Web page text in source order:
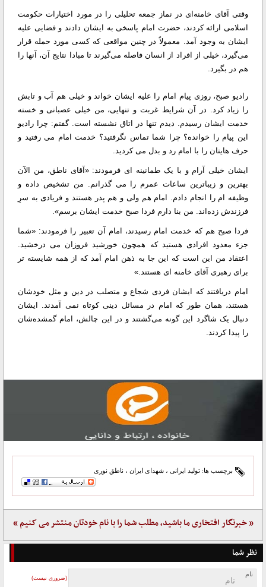
وقتی آقای خامنه‌ای در نماز جمعه تحلیلی را در مورد اختیارات حکومت
اسلامی ارائه کردند، حضرت امام پاسخی به ایشان دادند و فضایی علیه
ایشان به وجود آمد. معمولاً در چنین مواقعی که کسی مورد حمله قرار
می‌گیرد، خیلی از افراد از انسان فاصله می‌گیرند تا مبادا نتایج آن، آنها را
هم در بگیرد.
رادیو صبح، روزی پیام امام را علیه ایشان خواند و خیلی هم آب و تابش
را زیاد کرد. در آن شرایط غربت و تنهایی، من خیلی عصبانی و خسته
خدمت ایشان رسیدم. دیدم تنها در اتاق نشسته است. گفتم: چرا رادیو
این پیام را خوانده؟ چرا شما تماس نگرفتید؟ خدمت امام می رفتید و
حرف هایتان را با امام رد و بدل می کردید.
ایشان خیلی آرام و با یک طمانینه ای فرمودند: «آقای ناطق، من الآن
بهترین و زیباترین ساعات عمرم را می گذرانم. من تشخیص داده و
وظیفه ام را انجام دادم. امام هم ولی و هم پدر هستند و فریادی به سرِ
فرزندش زده‌اند. من بنا دارم فردا صبح خدمت ایشان برسم».
فردا صبح هم که خدمت امام رسیدند، امام آن تعبیر را فرمودند: «شما
جزء معدود افرادی هستید که همچون خورشید فروزان می درخشید.
اعتقاد من این است که این جا به ذهن امام آمد که از همه شایسته تر
برای رهبری آقای خامنه ای هستند.»
امام دریافتند که ایشان فردی شجاع و متصلب در دین و مثل خودشان
هستند، همان طور که امام در مسائل دینی کوتاه نمی آمدند. ایشان
دنبال یک شاگرد این گونه می‌گشتند و در این چالش، امام گمشده‌شان
را پیدا کردند.
برچسب ها: تولید ایرانی ، شهدای ایران ، ناطق نوری
« خبرنگار افتخاری ما باشید، مطلب شما را با نام خودتان منتشر می کنیم »
نظر شما
نام
(ضروری نیست)